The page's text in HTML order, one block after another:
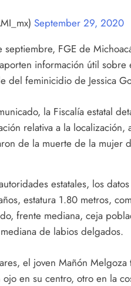
September 29, 2020
septiembre, FGE de
información útil
del feminicidio de Jessica
la Fiscalía estatal
relativa a la
de la muerte de la mujer
estatales, los
estatura 1.80 metros,
frente mediana, ceja
de labios delgados.
el joven Mañón
en su centro, otro en la